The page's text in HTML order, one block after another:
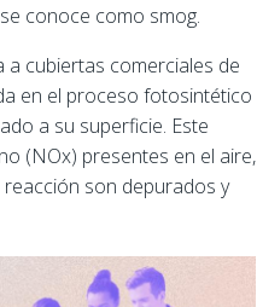
conoce como smog.
cubiertas comerciales de
en el proceso fotosintético
a su superficie. Este
(NOx) presentes en el aire,
son depurados y